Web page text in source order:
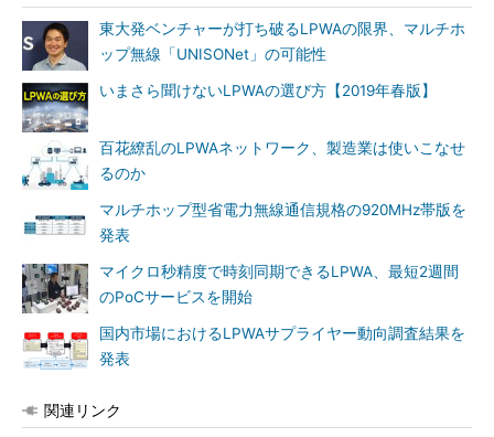
東大発ベンチャーが打ち破るLPWAの限界、マルチホ
ップ無線「UNISONet」の可能性
いまさら聞けないLPWAの選び方【2019年春版】
百花繚乱のLPWAネットワーク、製造業は使いこなせ
るのか
マルチホップ型省電力無線通信規格の920MHz帯版を
発表
マイクロ秒精度で時刻同期できるLPWA、最短2週間
のPoCサービスを開始
国内市場におけるLPWAサプライヤー動向調査結果を
発表
関連リンク